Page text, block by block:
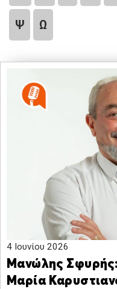
Ψ Ω
4 Ιουνίου 2026
Μανώλης
Μαρία